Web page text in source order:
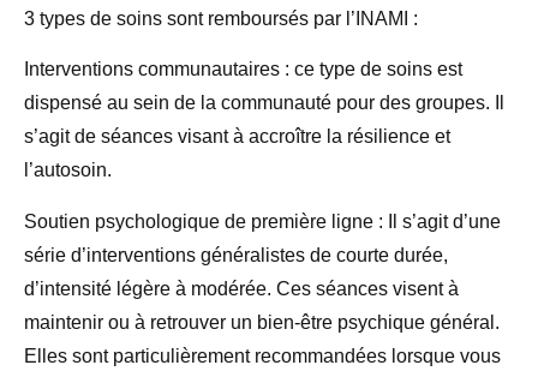
3 types de soins sont remboursés par l’INAMI :
Interventions communautaires : ce type de soins est
dispensé au sein de la communauté pour des groupes. Il
s’agit de séances visant à accroître la résilience et
l’autosoin.
Soutien psychologique de première ligne : Il s’agit d’une
série d’interventions généralistes de courte durée,
d’intensité légère à modérée. Ces séances visent à
maintenir ou à retrouver un bien-être psychique général.
Elles sont particulièrement recommandées lorsque vous